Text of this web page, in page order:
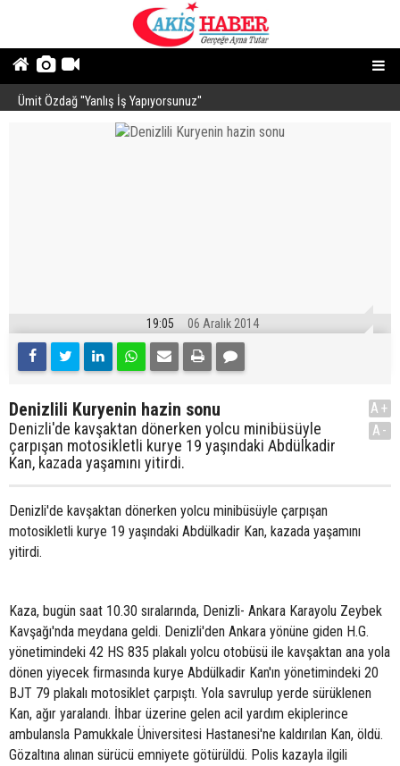
Ümit Özdağ ''Yanlış İş Yapıyorsunuz''
19:05 06 Aralık 2014
Denizlili Kuryenin hazin sonu
Denizli'de kavşaktan dönerken yolcu minibüsüyle
çarpışan motosikletli kurye 19 yaşındaki Abdülkadir
Kan, kazada yaşamını yitirdi.
A+
A-
Denizli'de kavşaktan dönerken yolcu minibüsüyle çarpışan
motosikletli kurye 19 yaşındaki Abdülkadir Kan, kazada yaşamını
yitirdi.
Kaza, bugün saat 10.30 sıralarında, Denizli- Ankara Karayolu Zeybek
Kavşağı'nda meydana geldi. Denizli'den Ankara yönüne giden H.G.
yönetimindeki 42 HS 835 plakalı yolcu otobüsü ile kavşaktan ana yola
dönen yiyecek firmasında kurye Abdülkadir Kan'ın yönetimindeki 20
BJT 79 plakalı motosiklet çarpıştı. Yola savrulup yerde sürüklenen
Kan, ağır yaralandı. İhbar üzerine gelen acil yardım ekiplerince
ambulansla Pamukkale Üniversitesi Hastanesi'ne kaldırılan Kan, öldü.
Gözaltına alınan sürücü emniyete götürüldü. Polis kazayla ilgili